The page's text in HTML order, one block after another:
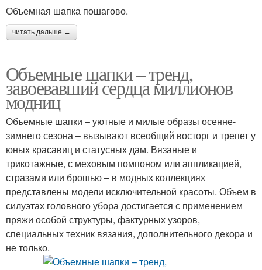
Объемная шапка пошагово.
читать дальше →
Объемные шапки – тренд,
завоевавший сердца миллионов
модниц
Объемные шапки – уютные и милые образы осенне-
зимнего сезона – вызывают всеобщий восторг и трепет у
юных красавиц и статусных дам. Вязаные и
трикотажные, с меховым помпоном или аппликацией,
стразами или брошью – в модных коллекциях
представлены модели исключительной красоты. Объем в
силуэтах головного убора достигается с применением
пряжи особой структуры, фактурных узоров,
специальных техник вязания, дополнительного декора и
не только.